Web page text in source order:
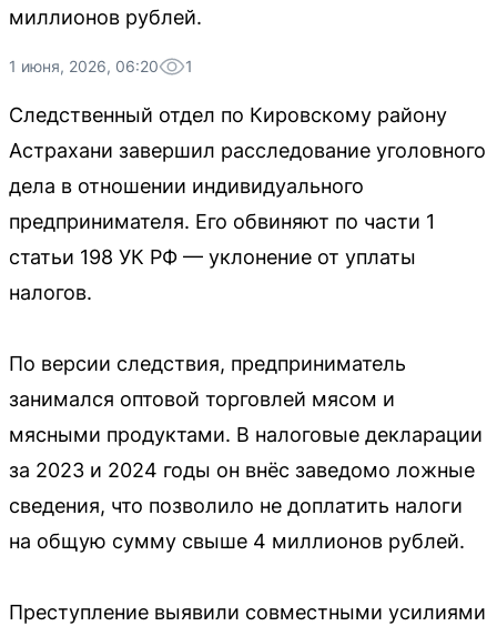
миллионов рублей.
1 июня, 2026, 06:20 1
Следственный отдел по Кировскому району
Астрахани завершил расследование уголовного
дела в отношении индивидуального
предпринимателя. Его обвиняют по части 1
статьи 198 УК РФ — уклонение от уплаты
налогов.
По версии следствия, предприниматель
занимался оптовой торговлей мясом и
мясными продуктами. В налоговые декларации
за 2023 и 2024 годы он внёс заведомо ложные
сведения, что позволило не доплатить налоги
на общую сумму свыше 4 миллионов рублей.
Преступление выявили совместными усилиями